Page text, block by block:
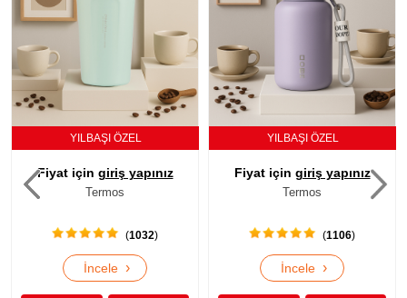
YILBAŞI ÖZEL
Fiyat için giriş yapınız
Termos
(1032)
İncele ›
YILBAŞI ÖZEL
Fiyat için giriş yapınız
Termos
(1106)
İncele ›